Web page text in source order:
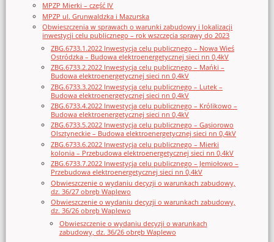
MPZP Mierki – część IV
MPZP ul. Grunwaldzka i Mazurska
Obwieszczenia w sprawach o warunki zabudowy i lokalizacji
inwestycji celu publicznego – rok wszczęcia sprawy do 2023
ZBG.6733.1.2022 Inwestycja celu publicznego – Nowa Wieś
Ostródzka – Budowa elektroenergetycznej sieci nn 0,4kV
ZBG.6733.2.2022 Inwestycja celu publicznego – Mańki –
Budowa elektroenergetycznej sieci nn 0,4kV
ZBG.6733.3.2022 Inwestycja celu publicznego – Lutek –
Budowa elektroenergetycznej sieci nn 0,4kV
ZBG.6733.4.2022 Inwestycja celu publicznego – Królikowo –
Budowa elektroenergetycznej sieci nn 0,4kV
ZBG.6733.5.2022 Inwestycja celu publicznego – Gąsiorowo
Olsztyneckie – Budowa elektroenergetycznej sieci nn 0,4kV
ZBG.6733.6.2022 Inwestycja celu publicznego – Mierki
kolonia – Przebudowa elektroenergetycznej sieci nn 0,4kV
ZBG.6733.7.2022 Inwestycja celu publicznego – Jemiołowo –
Przebudowa elektroenergetycznej sieci nn 0,4kV
Obwieszczenie o wydaniu decyzji o warunkach zabudowy,
dz. 36/27 obręb Waplewo
Obwieszczenie o wydaniu decyzji o warunkach zabudowy,
dz. 36/26 obręb Waplewo
Obwieszczenie o wydaniu decyzji o warunkach
zabudowy, dz. 36/26 obręb Waplewo